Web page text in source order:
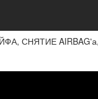
СНЯТИЕ